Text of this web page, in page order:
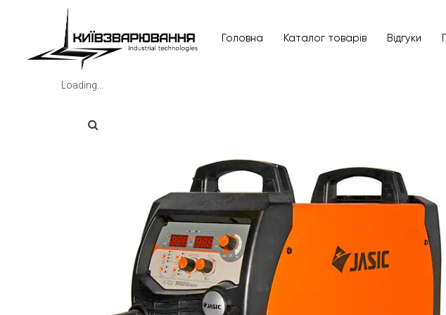
Головна Каталог товарів Відгуки
Loading...
Головна
Каталог товарів
Доставка та оплата
Повернення та обмін